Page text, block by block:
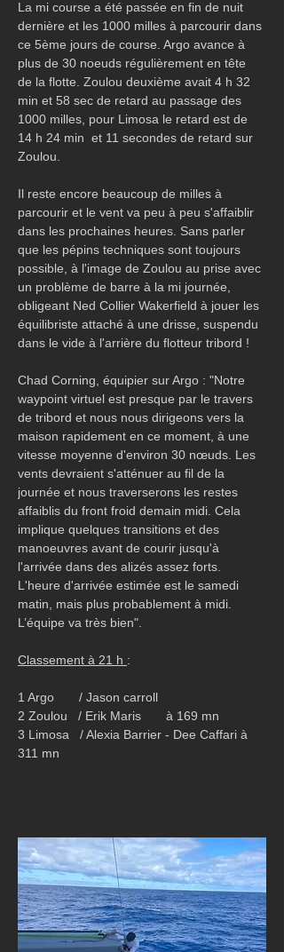
La mi course a été passée en fin de nuit
dernière et les 1000 milles à parcourir dans
ce 5ème jours de course. Argo avance à
plus de 30 noeuds régulièrement en tête
de la flotte. Zoulou deuxième avait 4 h 32
min et 58 sec de retard au passage des
1000 milles, pour Limosa le retard est de
14 h 24 min  et 11 secondes de retard sur
Zoulou.
Il reste encore beaucoup de milles à
parcourir et le vent va peu à peu s'affaiblir
dans les prochaines heures. Sans parler
que les pépins techniques sont toujours
possible, à l'image de Zoulou au prise avec
un problème de barre à la mi journée,
obligeant Ned Collier Wakerfield à jouer les
équilibriste attaché à une drisse, suspendu
dans le vide à l'arrière du flotteur tribord !
Chad Corning, équipier sur Argo : "Notre
waypoint virtuel est presque par le travers
de tribord et nous nous dirigeons vers la
maison rapidement en ce moment, à une
vitesse moyenne d'environ 30 nœuds. Les
vents devraient s'atténuer au fil de la
journée et nous traverserons les restes
affaiblis du front froid demain midi. Cela
implique quelques transitions et des
manoeuvres avant de courir jusqu'à
l'arrivée dans des alizés assez forts.
L'heure d'arrivée estimée est le samedi
matin, mais plus probablement à midi.
L’équipe va très bien".
Classement à 21 h :
1 Argo       / Jason carroll
2 Zoulou   / Erik Maris       à 169 mn
3 Limosa   / Alexia Barrier - Dee Caffari à
311 mn